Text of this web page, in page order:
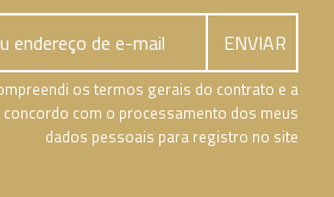
os termos gerais do contrato e a
concordo com o processamento dos meus
dados pessoais para registro no site